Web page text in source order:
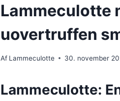
Lammeculotte
uovertruffen
Af Lammeculotte 30. november
Lammeculotte: